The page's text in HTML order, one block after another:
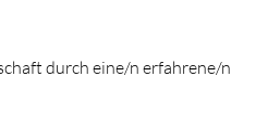
durch eine/n erfahrene/n